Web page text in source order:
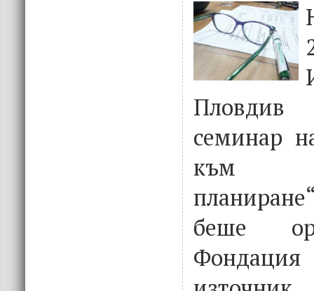
семинар
към
беше